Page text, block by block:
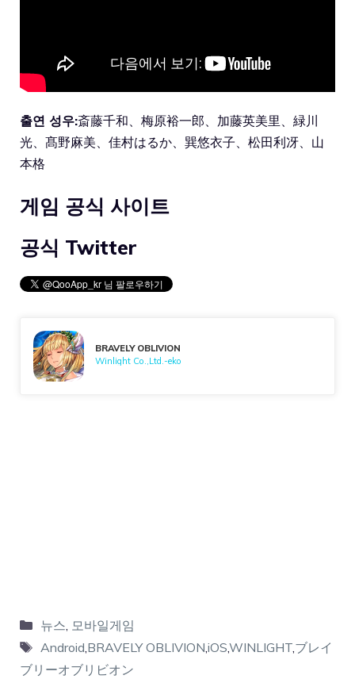
출연 성우:斎藤千和、梅原裕一郎、加藤英美里、緑川
光、髙野麻美、佳村はるか、巽悠衣子、松田利冴、山
本格
게임 공식 사이트
공식 Twitter
BRAVELY OBLIVION
Winlight Co.,Ltd.-eko
뉴스, 모바일게임
Android,BRAVELY OBLIVION,iOS,WINLIGHT,ブレイ
ブリーオブリビオン